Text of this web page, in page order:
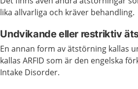
lika allvarliga och kräver behandling.
Undvikande eller restriktiv
En annan form av ätstörning kallas
kallas ARFID som är den engelska
Intake Disorder.